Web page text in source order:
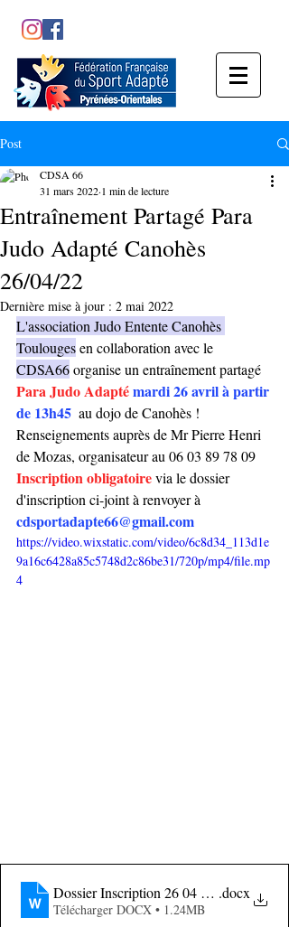
Post
Entraînement Partagé Para
Judo Adapté Canohès
26/04/22
CDSA 66
31 mars 2022 1 min de lecture
Dernière mise à jour : 2 mai 2022
L'association Judo Entente Canohès
Toulouges en collaboration avec le
CDSA66 organise un entraînement partagé
Para Judo Adaptémardi 26 avril à partir
de 13h45
  au dojo de Canohès !
Renseignements auprès de Mr Pierre Henri
de Mozas, organisateur au 06 03 89 78 09
Inscription obligatoire via le dossier
d'inscription ci-joint à renvoyer à
cdsportadapte66@gmail.com
https://video.wixstatic.com/video/6c8d34_113d1e
9a16c6428a85c5748d2c86be31/720p/mp4/file.mp
4
Dossier Inscription 26 04 2022.docx
Télécharger DOCX • 1.24MB